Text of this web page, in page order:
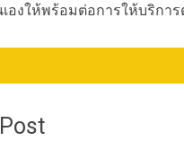
องให้พร้อมต่อการให้บริการ